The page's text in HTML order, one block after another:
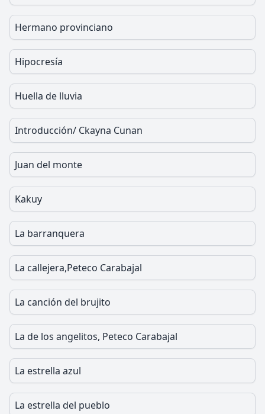
Hermano provinciano
Hipocresía
Huella de lluvia
Introducción/ Ckayna Cunan
Juan del monte
Kakuy
La barranquera
La callejera,Peteco Carabajal
La canción del brujito
La de los angelitos, Peteco Carabajal
La estrella azul
La estrella del pueblo